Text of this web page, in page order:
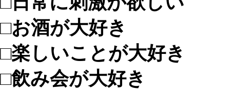
□お酒が大好き
□楽しいことが大好き
□飲み会が大好き